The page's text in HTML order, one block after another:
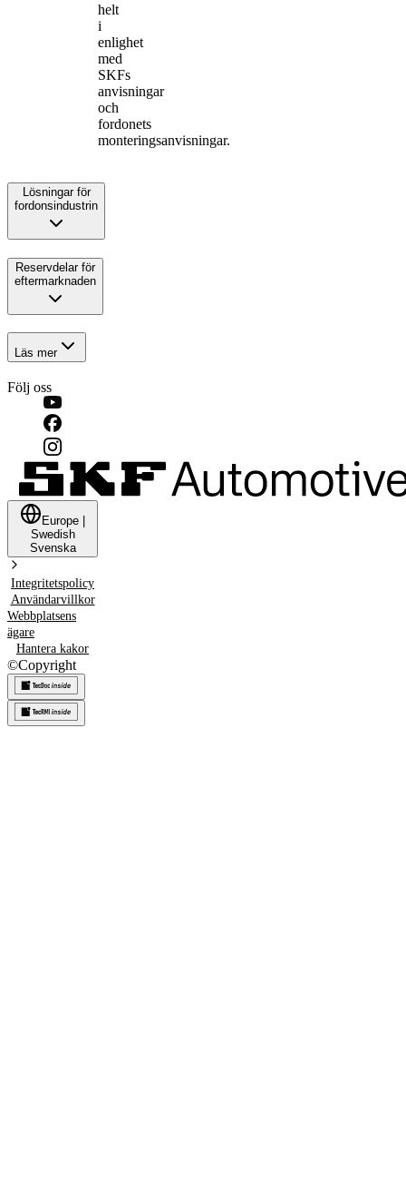
helt
i
enlighet
med
SKFs
anvisningar
och
fordonets
monteringsanvisningar.
Lösningar för
fordonsindustrin
Reservdelar för
eftermarknaden
Läs mer
Följ oss
Europe
Swedish
Svenska
Integritetspolicy
Användarvillkor
Webbplatsens
ägare
Hantera kakor
©Copyright